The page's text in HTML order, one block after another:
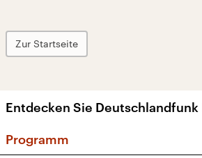
Zur Startseite
Entdecken Sie Deutschlandfunk
Programm